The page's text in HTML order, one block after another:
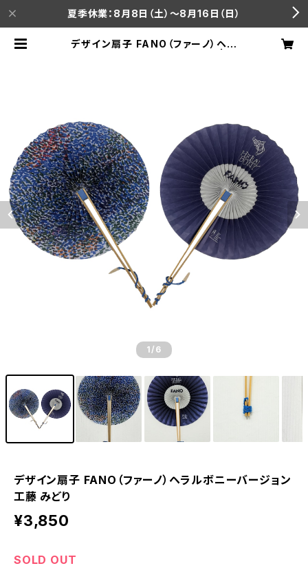
夏季休業：8月8日（土）～8月16日（日）
デザイン扇子 FANO（ファーノ）ヘラ
1 /6
デザイン扇子 FANO（ファーノ）ヘラルボニーバージョン
工藤 みどり
¥3,850
SOLD OUT